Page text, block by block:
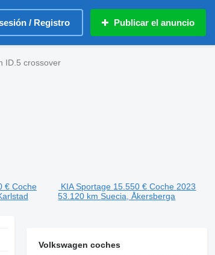
/ Registro Publicar el anuncio
ID.5 crossover
€ Coche
KIA Sportage 15.550 € Coche 2023
53.120 kmSuecia, Åkersberga
Volkswagen coches